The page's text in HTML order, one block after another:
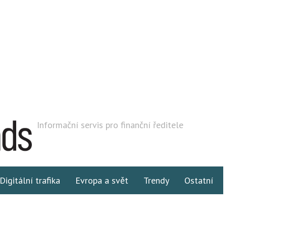
Informační servis pro finanční ředitele
Digitální trafika Evropa a svět Trendy Ostatní